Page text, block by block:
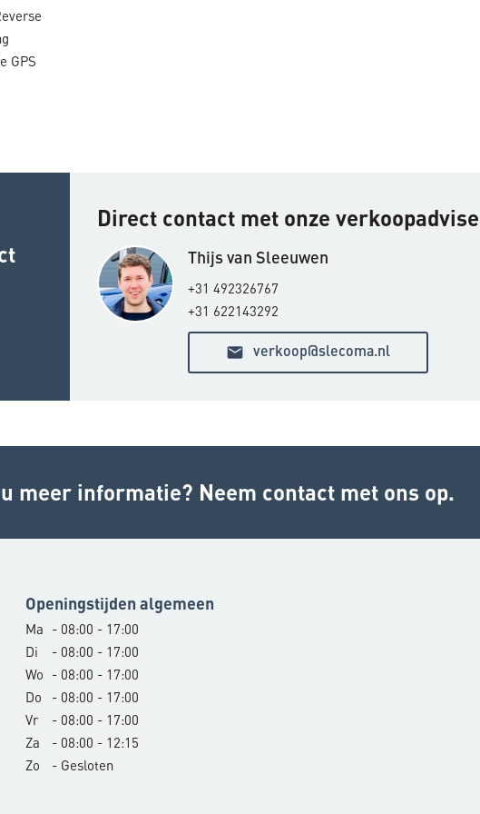
GPS
Direct contact met onze
Thijs van Sleeuwen
+31 492326767
+31 622143292
email verkoop@slecoma.nl
meer informatie? Neem contact met ons op.
Openingstijden algemeen
Ma
- 08:00 - 17:00
Di
- 08:00 - 17:00
Wo
- 08:00 - 17:00
Do
- 08:00 - 17:00
Vr
- 08:00 - 17:00
Za
- 08:00 - 12:15
Zo
- Gesloten